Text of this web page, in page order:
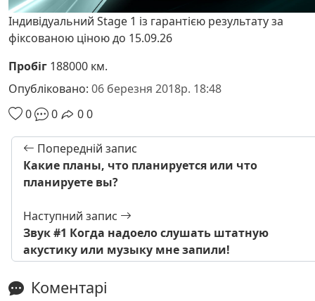
Індивідуальний Stage 1 із гарантією результату за
фіксованою ціною до 15.09.26
Пробіг 188000 км.
Опубліковано: 06 березня 2018р. 18:48
0
0 00
Попередній запис
Какие планы, что планируется или что
планируете вы?
Наступний запис
Звук #1 Когда надоело слушать штатную
акустику или музыку мне запили!
Коментарі